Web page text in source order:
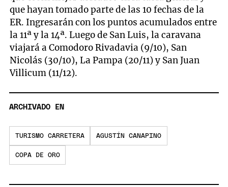
que hayan tomado parte de las 10 fechas de la
ER. Ingresarán con los puntos acumulados entre
la 11ª y la 14ª. Luego de San Luis, la caravana
viajará a Comodoro Rivadavia (9/10), San
Nicolás (30/10), La Pampa (20/11) y San Juan
Villicum (11/12).
ARCHIVADO EN
TURISMO CARRETERA AGUSTÍN CANAPINO
COPA DE ORO